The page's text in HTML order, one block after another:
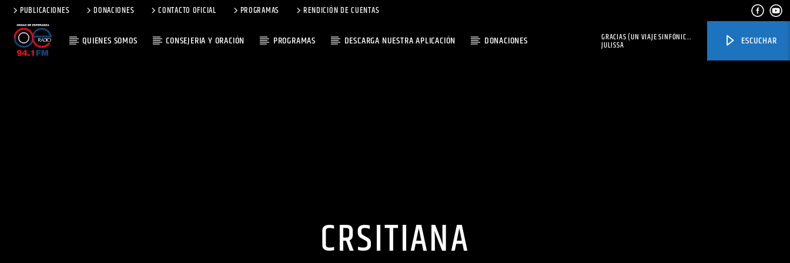
PUBLICACIONES DONACIONES CONTACTO OFICIAL PROGRAMAS RENDICIÓN DE CUENTAS
QUIENES SOMOS CONSEJERIA Y ORACIÓN PROGRAMAS DESCARGA NUESTRA APLICACIÓN DONACIONES ESCUCHAR
GRACIAS (UN VIAJE SINFÓNICO
DE FE Y ESPERANZA)
JULISSA
CRSITIANA